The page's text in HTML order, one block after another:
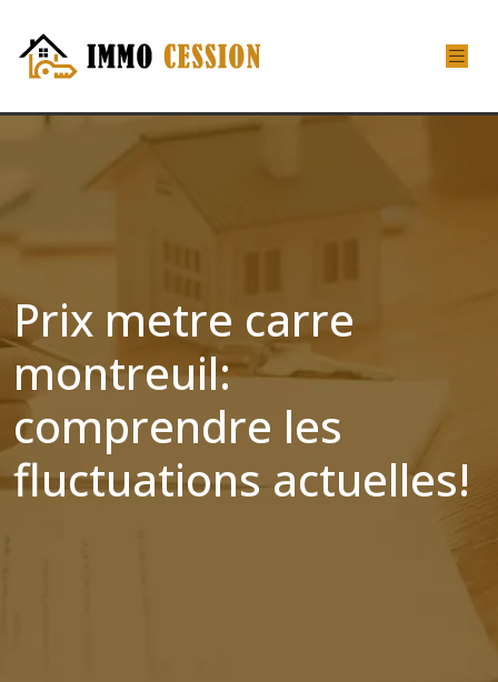
Prix metre carre
montreuil:
comprendre les
fluctuations actuelles!